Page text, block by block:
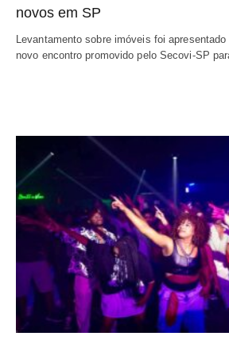
novos em SP
Levantamento sobre imóveis foi
novo encontro promovido pelo Secovi-SP